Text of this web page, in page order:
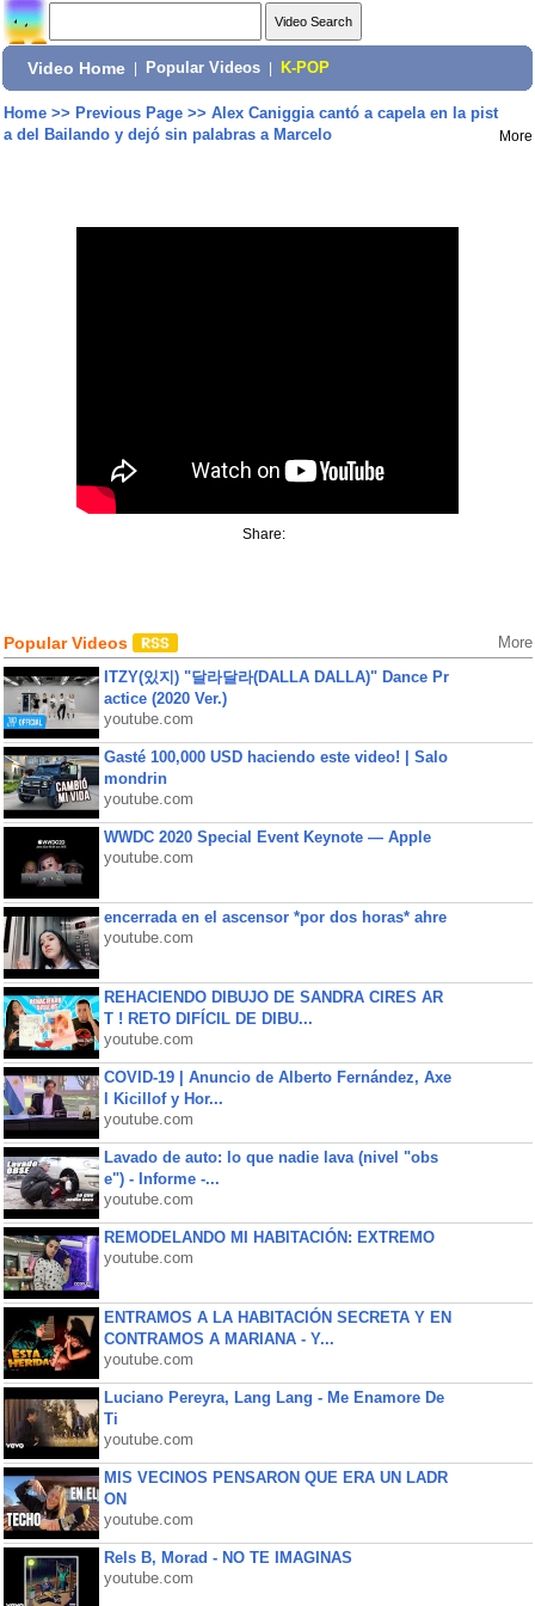
Video Home Popular Videos K-POP
Home>> Previous Page>> Alex Caniggia cantó a capela en la pist
a del Bailando y dejó sin palabras a Marcelo
More
Share:
Popular Videos More
ITZY(있지) "달라달라(DALLA DALLA)" Dance Pr
actice (2020 Ver.)
youtube.com
Gasté 100,000 USD haciendo este video! | Salo
mondrin
youtube.com
WWDC 2020 Special Event Keynote — Apple
youtube.com
encerrada en el ascensor *por dos horas* ahre
youtube.com
REHACIENDO DIBUJO DE SANDRA CIRES AR
T ! RETO DIFÍCIL DE DIBU...
youtube.com
COVID-19 | Anuncio de Alberto Fernández, Axe
l Kicillof y Hor...
youtube.com
Lavado de auto: lo que nadie lava (nivel "obs
e") - Informe -...
youtube.com
REMODELANDO MI HABITACIÓN: EXTREMO
youtube.com
ENTRAMOS A LA HABITACIÓN SECRETA Y EN
CONTRAMOS A MARIANA - Y...
youtube.com
Luciano Pereyra, Lang Lang - Me Enamore De
Ti
youtube.com
MIS VECINOS PENSARON QUE ERA UN LADR
ON
youtube.com
Rels B, Morad - NO TE IMAGINAS
youtube.com